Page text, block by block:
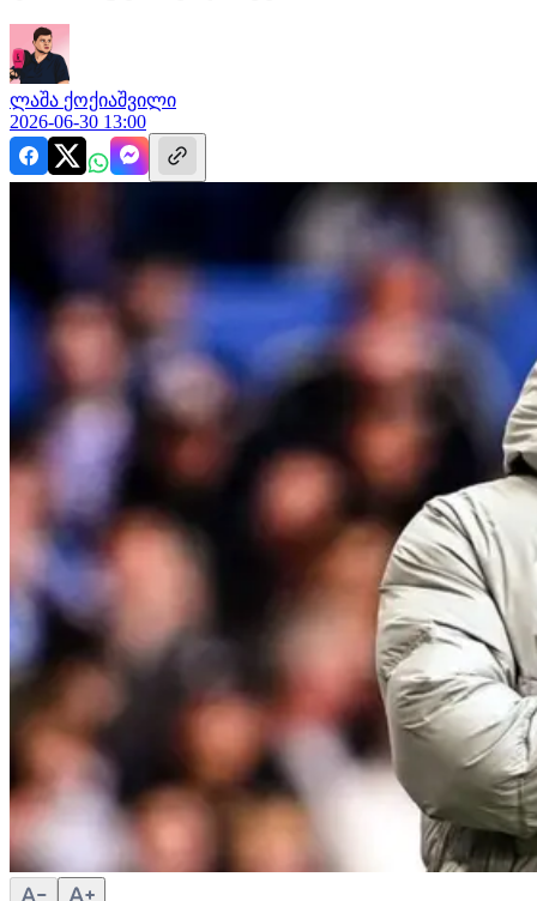
ლაშა ქოქიაშვილი
2026-06-30 13:00